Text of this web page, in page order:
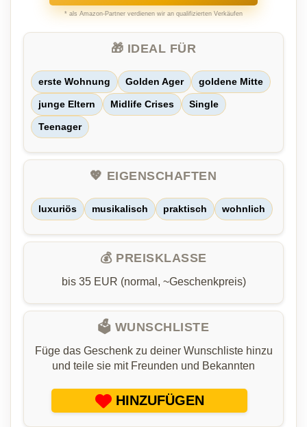
* als Amazon-Partner verdienen wir an qualifizierten Verkäufen
🎁 IDEAL FÜR
erste Wohnung Golden Ager goldene Mitte
junge Eltern Midlife Crises Single
Teenager
💖 EIGENSCHAFTEN
luxuriös musikalisch praktisch wohnlich
💰 PREISKLASSE
bis 35 EUR (normal, ~Geschenkpreis)
🗳️ WUNSCHLISTE
Füge das Geschenk zu deiner Wunschliste hinzu
und teile sie mit Freunden und Bekannten
HINZUFÜGEN